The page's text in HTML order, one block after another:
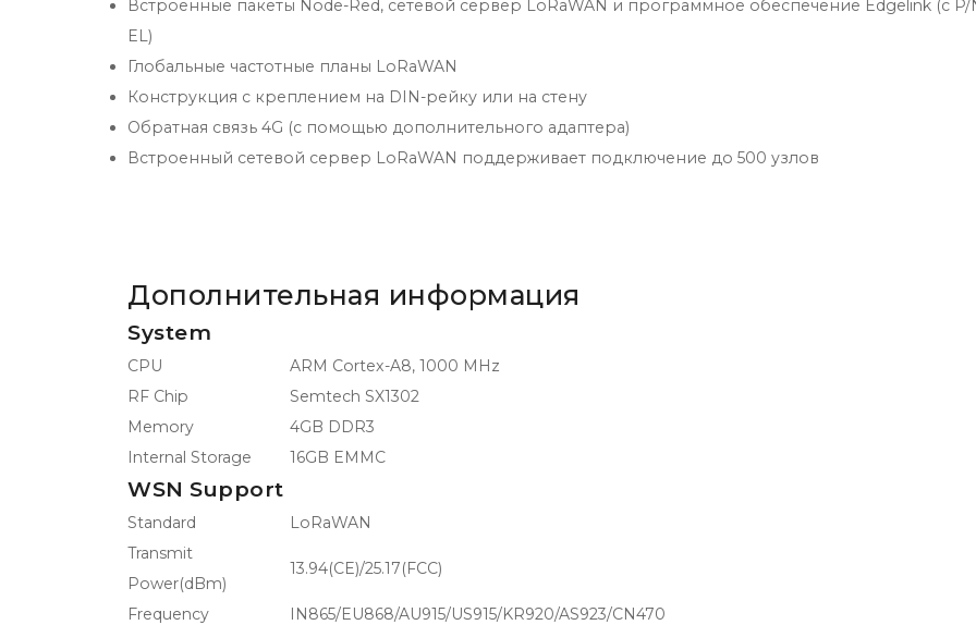
Встроенные пакеты Node-Red, сетевой сервер LoRaWAN и программное обеспечение Edgelink (с P/
EL)
Глобальные частотные планы LoRaWAN
Конструкция с креплением на DIN-рейку или на стену
Обратная связь 4G (с помощью дополнительного адаптера)
Встроенный сетевой сервер LoRaWAN поддерживает подключение до 500 узлов
Дополнительная информация
System
CPU
ARM Cortex-A8, 1000 MHz
RF Chip
Semtech SX1302
Memory
4GB DDR3
Internal Storage
16GB EMMC
WSN Support
Standard
LoRaWAN
Transmit
Power(dBm)
13.94(CE)/25.17(FCC)
Frequency
IN865/EU868/AU915/US915/KR920/AS923/CN470